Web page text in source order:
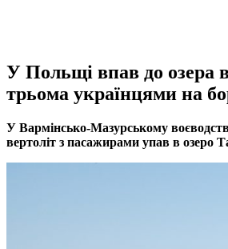
У Польщі впав до озера
трьома українцями на
У Вармінсько-Мазурському
вертоліт з пасажирами упав в озеро